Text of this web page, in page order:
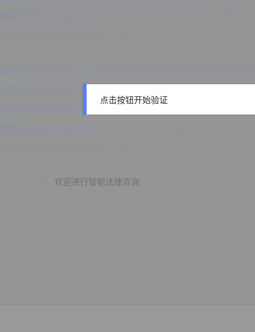
欢迎进行智能法律咨询
点击按钮开始验证